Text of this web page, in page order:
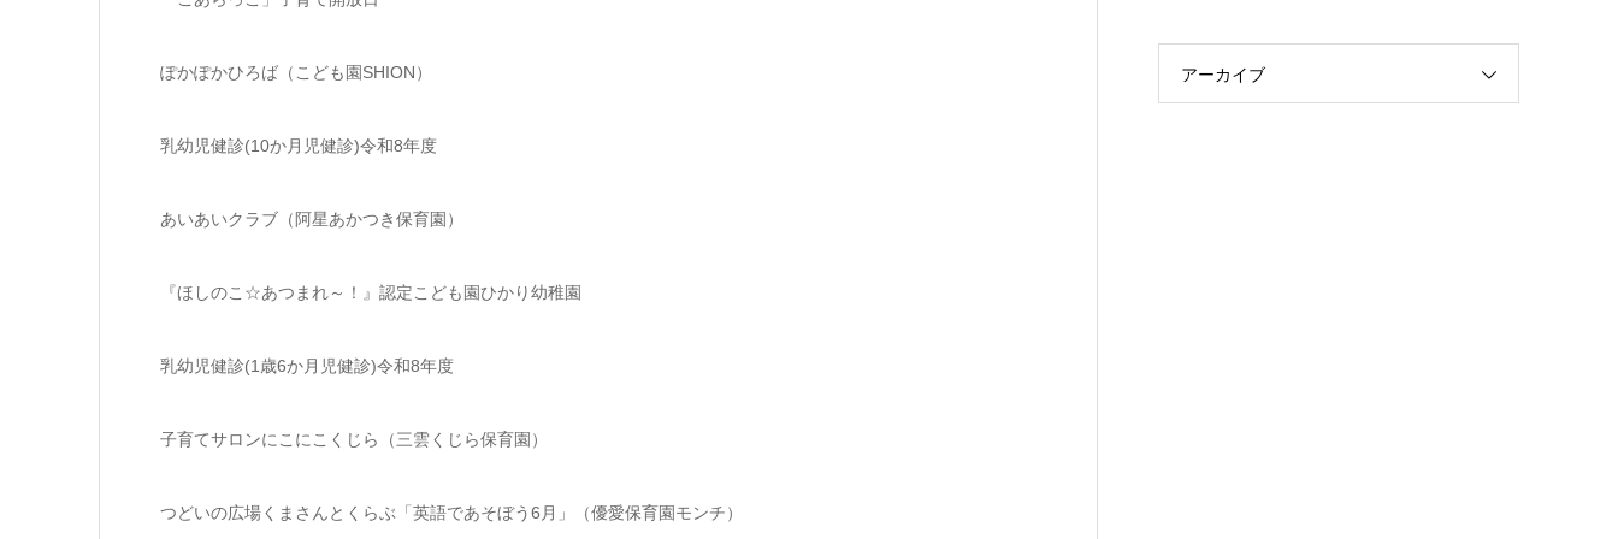
ぽかぽかひろば（こども園SHION）
乳幼児健診(10か月児健診)令和8年度
あいあいクラブ（阿星あかつき保育園）
『ほしのこ☆あつまれ～！』認定こども園ひかり幼稚園
乳幼児健診(1歳6か月児健診)令和8年度
子育てサロンにこにこくじら（三雲くじら保育園）
つどいの広場くまさんとくらぶ「英語であそぼう6月」（優愛保育園モンチ）
アーカイブ